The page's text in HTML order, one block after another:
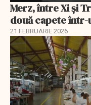
Merz, între Xi și
două capete
21 FEBRUARIE 2026